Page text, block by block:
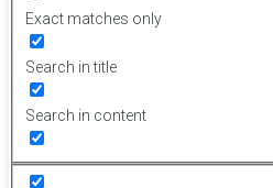
Exact matches only
Search in title
Search in content